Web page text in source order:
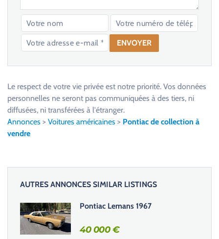
e
s
e
r
c
Le respect de votre vie privée est notre priorité. Vos données
personnelles ne seront pas communiquées à des tiers, ni
diffusées, ni transférées à l'étranger.
Annonces > Voitures américaines > Pontiac de collection à
vendre
AUTRES ANNONCES SIMILAR LISTINGS
Pontiac Lemans 1967
40 000€